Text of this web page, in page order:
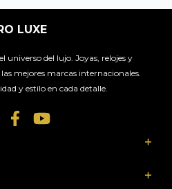
LUXE
universo del lujo. Joyas, relojes y
las mejores marcas internacionales.
y estilo en cada detalle.